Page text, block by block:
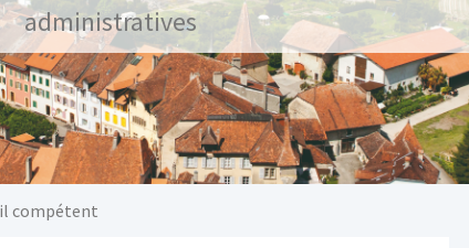
administratives
compétent